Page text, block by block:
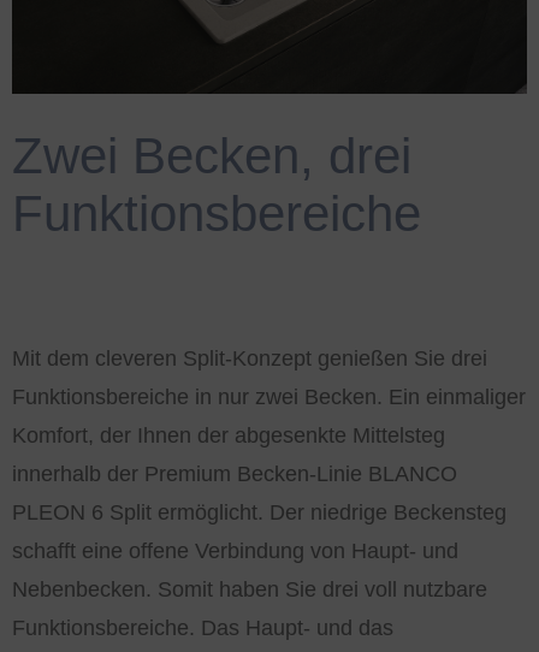
Zwei Becken, drei
Funktionsbereiche
Mit dem cleveren Split-Konzept genießen Sie drei
Funktionsbereiche in nur zwei Becken. Ein einmaliger
Komfort, der Ihnen der abgesenkte Mittelsteg
innerhalb der Premium Becken-Linie BLANCO
PLEON 6 Split ermöglicht. Der niedrige Beckensteg
schafft eine offene Verbindung von Haupt- und
Nebenbecken. Somit haben Sie drei voll nutzbare
Funktionsbereiche. Das Haupt- und das